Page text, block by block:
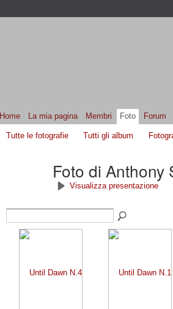
Home La mia pagina Membri Foto Forum
Tutte le fotografie Tutti gli album
Foto di Anthony
Visualizza presentazione